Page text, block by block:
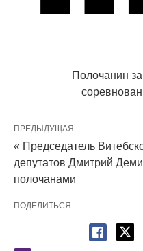
Полочанин
ПРЕДЫДУЩАЯ
« Председатель
депутатов Дмитрий
полочанами
ПОДЕЛИТЬСЯ